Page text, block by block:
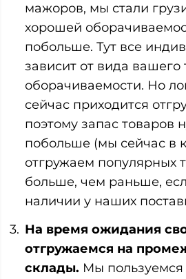
мажоров, мы стали
хорошей
побольше. Тут все
зависит от вида вашего
оборачиваемости. Но
сейчас приходится
поэтому запас товаров
побольше (мы сейчас в
отгружаем популярных
больше, чем раньше,
наличии у наших
На время ожидания
отгружаемся на
склады. Мы пользуемся